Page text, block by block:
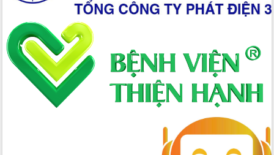
Giai đoạn 2026-2030, Đắk Lắk phấn
đấu có 77% xã đạt chuẩn nông thôn
mới
Chuyển đổi số 'mở đường' cho nông
nghiệp Đắk Lắk tăng trưởng bứt phá
Triển khai đồng bộ đo đạc, lập hồ sơ
địa chính, hoàn thiện cơ sở dữ liệu đất
Ứng dụng sinh trắc học - Bước tiến